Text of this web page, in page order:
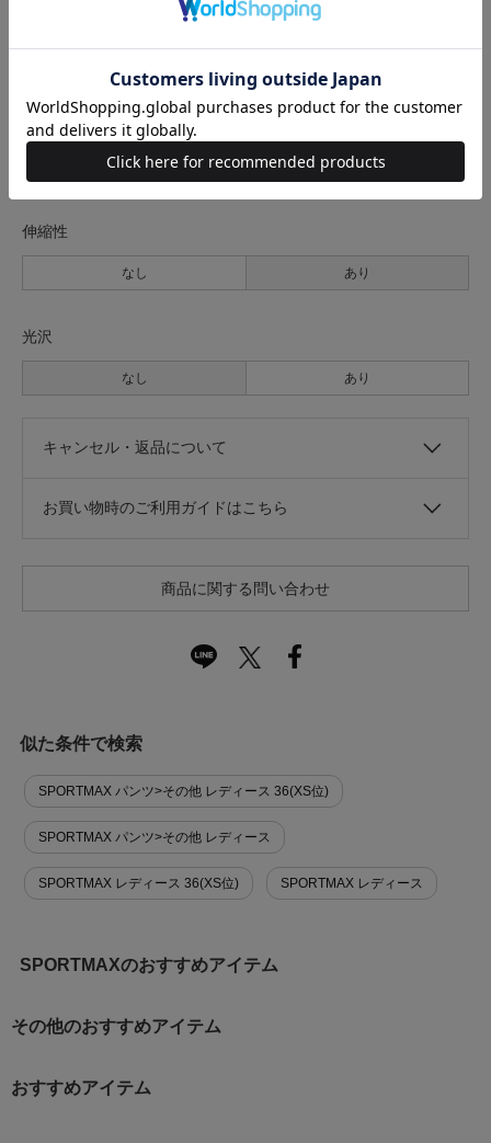
透け感
なし あり
伸縮性
なし あり
光沢
なし あり
キャンセル・返品について
お買い物時のご利用ガイドはこちら
商品に関する問い合わせ
似た条件で検索
SPORTMAX パンツ>その他 レディース 36(XS位)
SPORTMAX パンツ>その他 レディース
SPORTMAX レディース 36(XS位) SPORTMAX レディース
SPORTMAXのおすすめアイテム
その他のおすすめアイテム
おすすめアイテム